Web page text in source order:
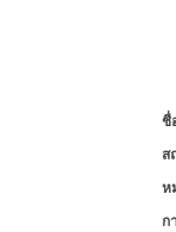
ชื่
ส
ห
ก